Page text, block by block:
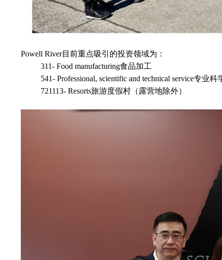
Powell River目前重点吸引的投资领域为：
311- Food manufacturing食品加工
541- Professional, scientific and technical service专业科
721113- Resorts旅游度假村（露营地除外）